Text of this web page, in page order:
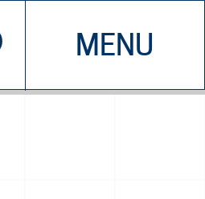
MENU
CHI SIAMO
EDDYBURG